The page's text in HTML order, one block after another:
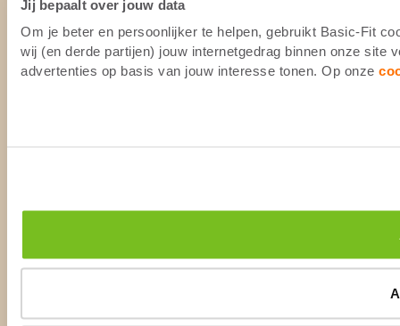
Jij bepaalt over jouw data
Om je beter en persoonlijker te helpen, gebruikt Basic-Fit
wij (en derde partijen) jouw internetgedrag binnen onze site
advertenties op basis van jouw interesse tonen. Op onze